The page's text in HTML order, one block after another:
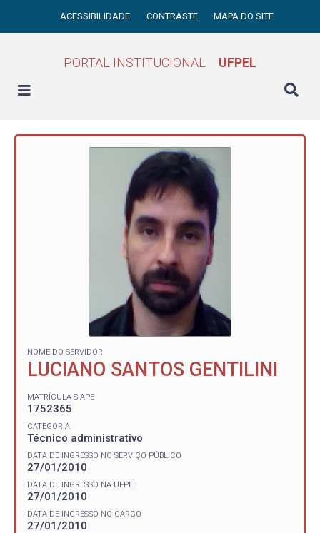
ACESSIBILIDADE CONTRASTE MAPA DO SITE
PORTAL INSTITUCIONAL UFPEL
NOME DO SERVIDOR
LUCIANO SANTOS GENTILINI
MATRÍCULA SIAPE
1752365
CATEGORIA
Técnico administrativo
DATA DE INGRESSO NO SERVIÇO PÚBLICO
27/01/2010
DATA DE INGRESSO NA UFPEL
27/01/2010
DATA DE INGRESSO NO CARGO
27/01/2010